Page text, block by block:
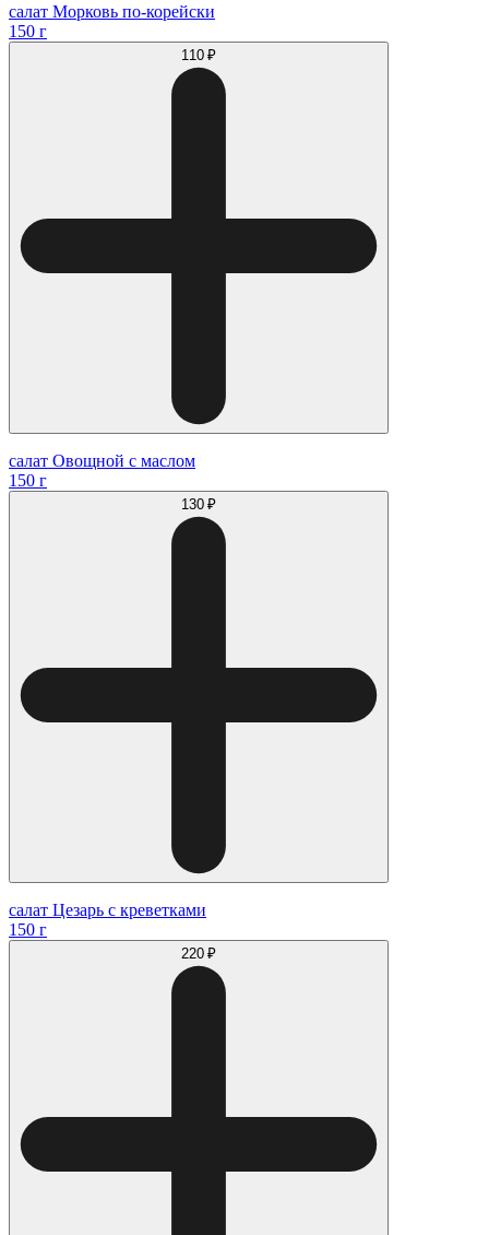
салат Морковь по-корейски
150 г
110 ₽
салат Овощной с маслом
150 г
130 ₽
салат Цезарь с креветками
150 г
220 ₽